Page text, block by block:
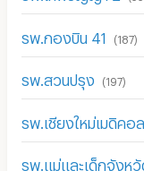
รพ.กองบิน 41 (187)
รพ.สวนปรุง (197)
รพ.เชียงใหม่เมดิคอ
รพ.แม่และเด็กจังหวั